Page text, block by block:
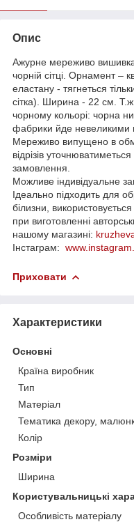
Опис
Ажурне мереживо
чорній сітці. Орнамент –
еластану - тягнеться
сітка). Ширина - 22 см.
чорному кольорі: чорна
фабрики йде невеликими
Мереживо випущено в
відрізів
замовлення.
Можливе індивідуальне
Ідеально підходить для
білизни, використовується
при виготовленні
нашому магазині:
Інстаграм:
Приховати
Характеристики
Основні
Країна виробник
Тип
Матеріал
Тематика декору,
Колір
Розміри
Ширина
Користувальницькі
Особливість матеріалу